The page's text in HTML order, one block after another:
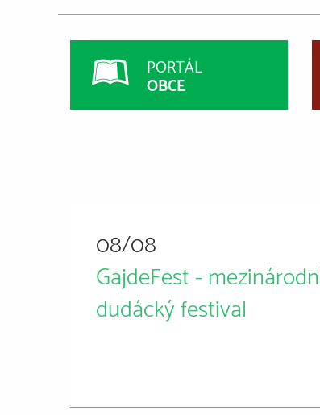
PORTÁL
OBCE
08/08
GajdeFest -
dudácký festival